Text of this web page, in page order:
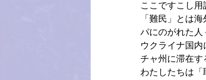
ここですこし用
「難民」とは
パにのがれた人
ウクライナ国
チャ州に滞在
わたしたちは「